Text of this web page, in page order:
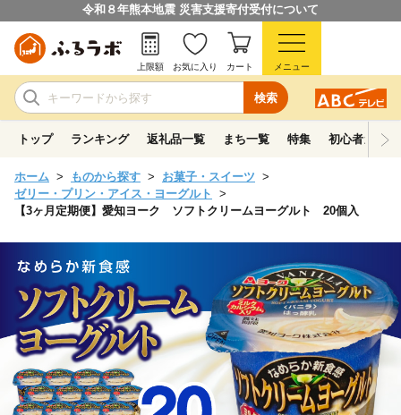
令和８年熊本地震 災害支援寄付受付について
検索
上限額 お気に入り カート メニュー
トップ ランキング 返礼品一覧 まち一覧 特集 初心者ガイド
ホーム ものから探す
お菓子・スイーツ
ゼリー・プリン・アイス・ヨーグルト
【3ヶ月定期便】愛知ヨーク ソフトクリームヨーグルト 20個入